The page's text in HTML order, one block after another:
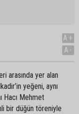
A+
A-
arasında yer alan
yeğeni, aynı
Hacı Mehmet
bir düğün töreniyle